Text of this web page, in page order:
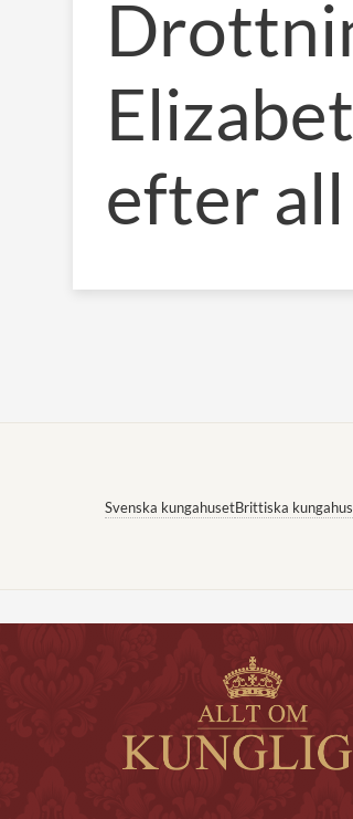
efter
Svenska kungahusetBrittiska